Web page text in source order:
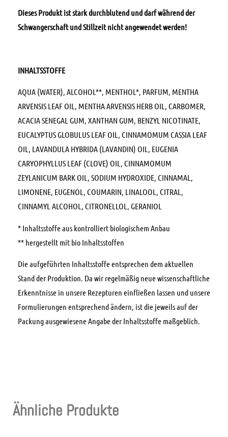
Dieses Produkt ist stark durchblutend und darf während der
Schwangerschaft und Stillzeit nicht angewendet werden!
INHALTSSTOFFE
AQUA (WATER), ALCOHOL**, MENTHOL*, PARFUM, MENTHA
ARVENSIS LEAF OIL, MENTHA ARVENSIS HERB OIL, CARBOMER,
ACACIA SENEGAL GUM, XANTHAN GUM, BENZYL NICOTINATE,
EUCALYPTUS GLOBULUS LEAF OIL, CINNAMOMUM CASSIA LEAF
OIL, LAVANDULA HYBRIDA (LAVANDIN) OIL, EUGENIA
CARYOPHYLLUS LEAF (CLOVE) OIL, CINNAMOMUM
ZEYLANICUM BARK OIL, SODIUM HYDROXIDE, CINNAMAL,
LIMONENE, EUGENOL, COUMARIN, LINALOOL, CITRAL,
CINNAMYL ALCOHOL, CITRONELLOL, GERANIOL
* Inhaltsstoffe aus kontrolliert biologischem Anbau
** hergestellt mit bio Inhaltsstoffen
Die aufgeführten Inhaltsstoffe entsprechen dem aktuellen
Stand der Produktion. Da wir regelmäßig neue wissenschaftliche
Erkenntnisse in unsere Rezepturen einfließen lassen und unsere
Formulierungen entsprechend ändern, ist die jeweils auf der
Packung ausgewiesene Angabe der Inhaltsstoffe maßgeblich.
Ähnliche Produkte